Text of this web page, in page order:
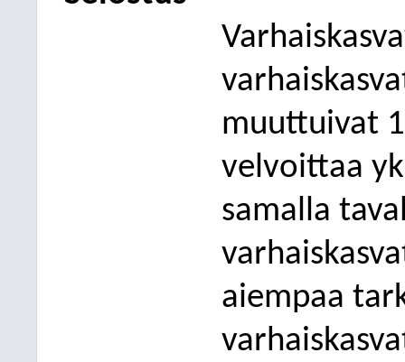
muuttuivat
velvoittaa
samalla
aiempaa